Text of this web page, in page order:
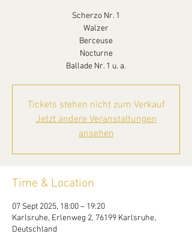
Scherzo Nr. 1
Walzer
Berceuse
Nocturne
Ballade Nr. 1 u. a.
Tickets stehen nicht zum Verkauf
Jetzt andere Veranstaltungen
ansehen
Time & Location
07 Sept 2025, 18:00 – 19:20
Karlsruhe, Erlenweg 2, 76199 Karlsruhe,
Deutschland